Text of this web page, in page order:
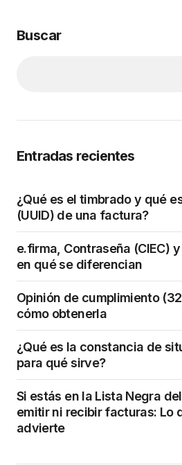
Buscar
Entradas recientes
¿Qué es el timbrado y qué
(UUID) de una factura?
e.firma, Contraseña (CIEC)
en qué se diferencian
Opinión de cumplimiento
cómo obtenerla
¿Qué es la constancia de
para qué sirve?
Si estás en la Lista Negra
emitir ni recibir facturas: Lo
advierte